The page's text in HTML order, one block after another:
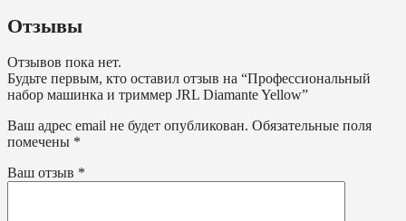
Отзывы
Отзывов пока нет.
Будьте первым, кто оставил отзыв на “Профессиональный
набор машинка и триммер JRL Diamante Yellow”
Ваш адрес email не будет опубликован. Обязательные поля
помечены *
Ваш отзыв *